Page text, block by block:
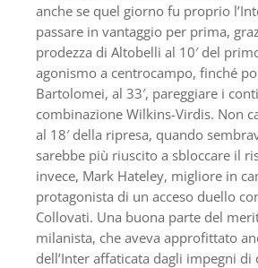
anche se quel giorno fu proprio
passare in vantaggio per prima,
prodezza di Altobelli al 10′ del
agonismo a centrocampo, finché
Bartolomei, al 33′, pareggiare i
combinazione Wilkins-Virdis. Non
al 18′ della ripresa, quando
sarebbe più riuscito a sbloccare il
invece, Mark Hateley, migliore in
protagonista di un acceso duello
Collovati. Una buona parte del
milanista, che aveva approfittato
dell’Inter affaticata dagli impegni di